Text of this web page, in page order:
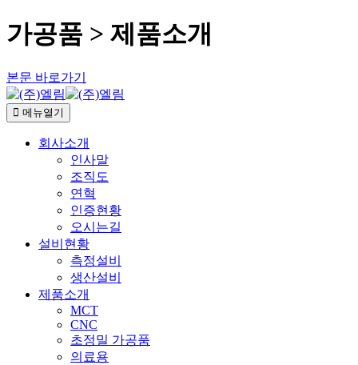
가공품 > 제품소개
본문 바로가기
메뉴열기
회사소개
인사말
조직도
연혁
인증현황
오시는길
설비현황
측정설비
생산설비
제품소개
MCT
CNC
초정밀 가공품
의료용